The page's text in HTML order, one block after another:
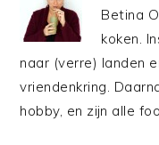
Betina
koken.
naar (verre) landen
vriendenkring.
hobby, en zijn alle